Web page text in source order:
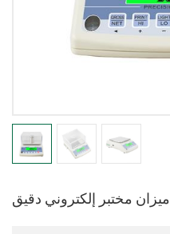
ميزان مختبر إلكتروني دقيق